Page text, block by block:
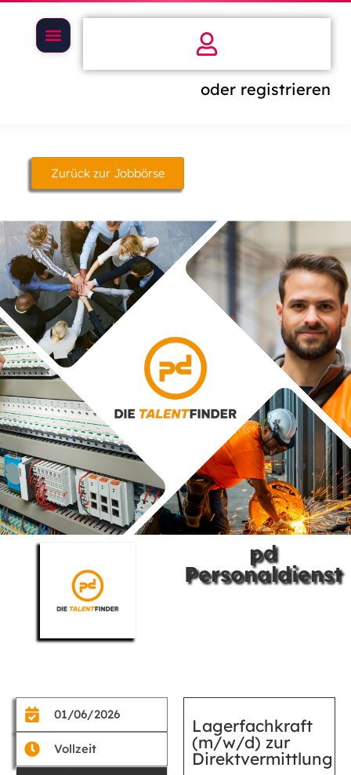
oder registrieren
Zurück zur Jobbörse
pd
Personaldienst
01/06/2026
Vollzeit
Lagerfachkraft
(m/w/d) zur
Direktvermittlung